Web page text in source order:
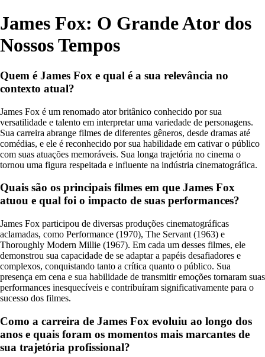
James Fox: O Grande Ator dos
Nossos Tempos
Quem é James Fox e qual é a sua relevância no
contexto atual?
James Fox é um renomado ator britânico conhecido por sua
versatilidade e talento em interpretar uma variedade de personagens.
Sua carreira abrange filmes de diferentes gêneros, desde dramas até
comédias, e ele é reconhecido por sua habilidade em cativar o público
com suas atuações memoráveis. Sua longa trajetória no cinema o
tornou uma figura respeitada e influente na indústria cinematográfica.
Quais são os principais filmes em que James Fox
atuou e qual foi o impacto de suas performances?
James Fox participou de diversas produções cinematográficas
aclamadas, como Performance (1970), The Servant (1963) e
Thoroughly Modern Millie (1967). Em cada um desses filmes, ele
demonstrou sua capacidade de se adaptar a papéis desafiadores e
complexos, conquistando tanto a crítica quanto o público. Sua
presença em cena e sua habilidade de transmitir emoções tornaram suas
performances inesquecíveis e contribuíram significativamente para o
sucesso dos filmes.
Como a carreira de James Fox evoluiu ao longo dos
anos e quais foram os momentos mais marcantes de
sua trajetória profissional?